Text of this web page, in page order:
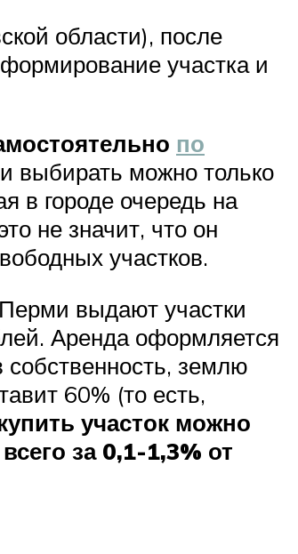
области), после
участка и
по
выбирать можно только
в городе очередь на
не значит, что он
участков.
выдают участки
Аренда оформляется
собственность, землю
60% (то есть,
участок можно
за 0,1-1,3% от